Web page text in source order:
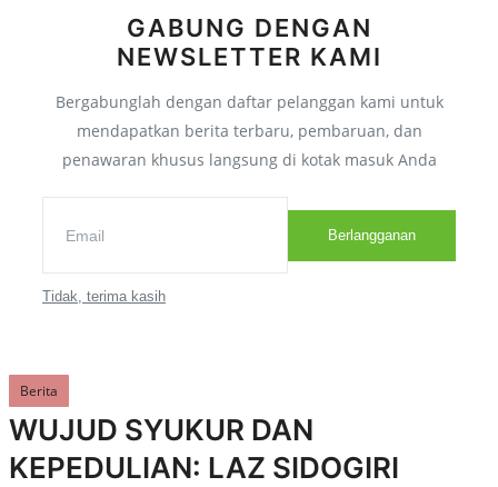
Layanan
Login Donatur
Pengajuan Bantuan
Kantor
Liputan
GABUNG DENGAN
NEWSLETTER KAMI
Bergabunglah dengan daftar pelanggan kami untuk
mendapatkan berita terbaru, pembaruan, dan
penawaran khusus langsung di kotak masuk Anda
Berlangganan
Tidak, terima kasih
Berita
WUJUD SYUKUR DAN
KEPEDULIAN: LAZ SIDOGIRI